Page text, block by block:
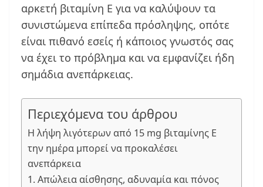
αρκετή βιταμίνη Ε για να καλύψουν τα
συνιστώμενα επίπεδα πρόσληψης, οπότε
είναι πιθανό εσείς ή κάποιος γνωστός σας
να έχει το πρόβλημα και να εμφανίζει ήδη
σημάδια ανεπάρκειας.
Περιεχόμενα του άρθρου
Η λήψη λιγότερων από 15 mg βιταμίνης Ε
την ημέρα μπορεί να προκαλέσει
ανεπάρκεια
1. Απώλεια αίσθησης, αδυναμία και πόνος